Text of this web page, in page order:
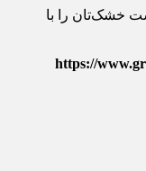
خشک‌تان را با
https://